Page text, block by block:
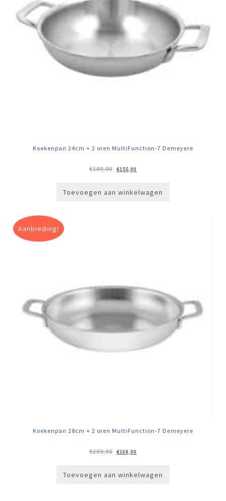
Koekenpan 24cm + 2 oren MultiFunction-7 Demeyere
€189,00
Oorspronkelijke
prijs
€155,00
prijs
Toevoegen aan winkelwagen
Aanbieding!
Koekenpan 28cm + 2 oren MultiFunction-7 Demeyere
€209,00
Oorspronkelijke
prijs
€169,00
prijs
Toevoegen aan winkelwagen